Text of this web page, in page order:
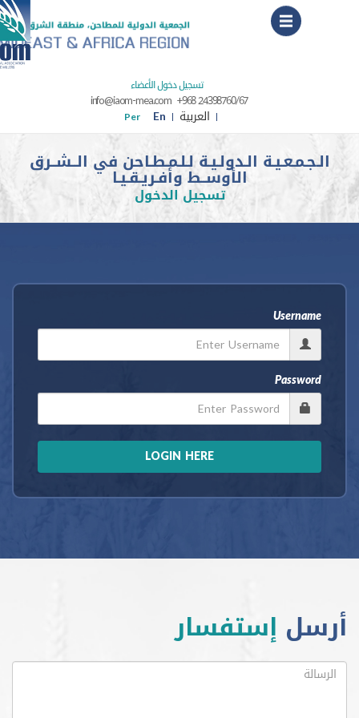
تسجيل دخول الأعضاء
info@iaom-mea.com +968 24398760/67
En
Per
الـدولـيـة لـلـمـطـاحن في الــشــرق
الأوســط وأفـريـقـيـا
تسجيل الدخول
LOGIN HERE
إستفسار
Menu